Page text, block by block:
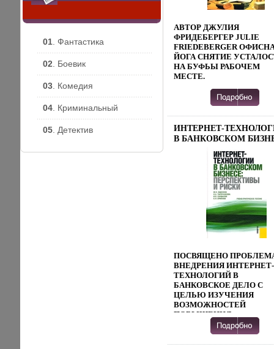
01 . Фантастика
02 . Боевик
03 . Комедия
04 . Криминальный
05 . Детектив
АВТОР ДЖУЛИЯ
ФРИДЕБЕРГЕР JULIE
FRIEDEBERGER
ЙОГА СНЯТИЕ
НА БУФЬЫ РАБОЧЕМ
МЕСТЕ.
ИНТЕРНЕТ-
В БАНКОВСКОМ
ПЕРСПЕКТИВЫ И
ИЗДАТЕЛЬСТВО:
2010 Г ТВЕРДЫЙ
ПЕРЕПЛЕТ, 320 СТР
978-5-406-00054-0
1000 ЭКЗ ФОРМАТ:
60X90/16 (~145Х217 ММ)
ИНФО 7856B.
ПОСВЯЩЕНО
ВНЕДРЕНИЯ ИНТЕРНЕТ-
ТЕХНОЛОГИЙ В
БАНКОВСКОЕ ДЕЛО С
ЦЕЛЬЮ ИЗУЧЕНИЯ
ВОЗМОЖНОСТЕЙ
ПОВЫШЕНИЯ
ЭФФЕКТИВНОСТИ ИХ
ИСПОЛЬЗОВАНИЯ, А
ОПРЕДЕЛЕНИЯ